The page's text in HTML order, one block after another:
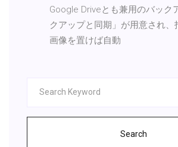
Google Driveとも兼用のバック
クアップと同期」が用意され、
画像を置けば自動
Search